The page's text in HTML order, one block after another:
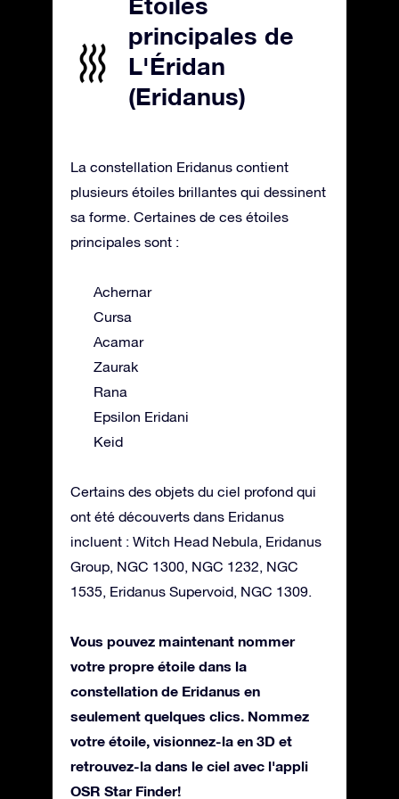
principales de
L'Éridan
(Eridanus)
La constellation Eridanus contient
plusieurs étoiles brillantes qui dessinent
sa forme. Certaines de ces étoiles
principales sont :
Achernar
Cursa
Acamar
Zaurak
Rana
Epsilon Eridani
Keid
Certains des objets du ciel profond qui
ont été découverts dans Eridanus
incluent : Witch Head Nebula, Eridanus
Group, NGC 1300, NGC 1232, NGC
1535, Eridanus Supervoid, NGC 1309.
Vous pouvez maintenant nommer
votre propre étoile dans la
constellation de Eridanus en
seulement quelques clics. Nommez
votre étoile, visionnez-la en 3D et
retrouvez-la dans le ciel avec l'appli
OSR Star Finder!